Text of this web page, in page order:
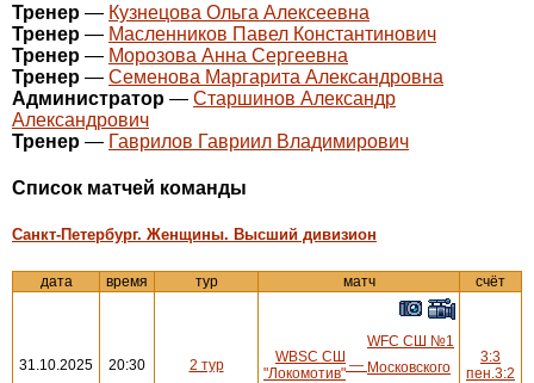
Тренер — Кузнецова Ольга Алексеевна
Тренер — Масленников Павел Константинович
Тренер — Морозова Анна Сергеевна
Тренер — Семенова Маргарита Александровна
Администратор — Старшинов Александр
Александрович
Тренер — Гаврилов Гавриил Владимирович
Cписок матчей команды
Санкт-Петербург. Женщины. Высший дивизион
дата время тур матч счёт
31.10.2025 20:30 2 тур
WBSC СШ
"Локомотив" —
WFC СШ №1
Московского
3:3
пен.3:2